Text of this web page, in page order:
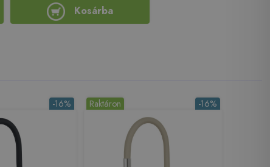
Kosárba
-16% -16%
Raktáron